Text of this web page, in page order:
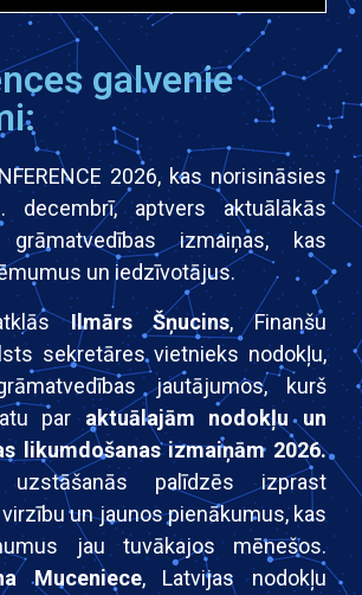
galvenie
2026, kas norisināsies
decembrī, aptvers aktuālākās
izmaiņas, kas
un iedzīvotājus.
Ilmārs Šņucins, Finanšu
sekretāres vietnieks nodokļu,
jautājumos, kurš
par aktuālajām nodokļu un
likumdošanas izmaiņām 2026.
palīdzēs izprast
un jaunos pienākumus, kas
jau tuvākajos mēnešos.
Muceniece, Latvijas nodokļu